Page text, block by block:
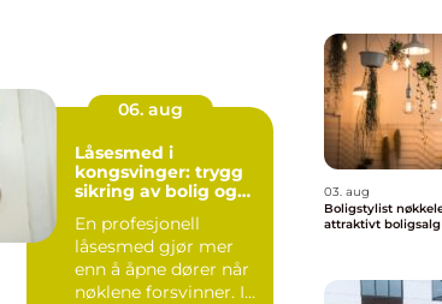
06. aug
Låsesmed i
kongsvinger: trygg
sikring av bolig og
En profesjonell
låsesmed gjør mer
enn å åpne dører når
nøklene forsvinner. I
03. aug
Boligstylist nøkkelen til et mer
attraktivt boligsalg